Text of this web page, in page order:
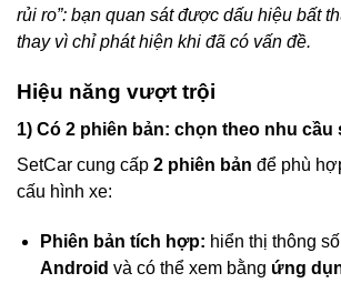
rủi ro”: bạn quan sát được dấu hiệu bất
thay vì chỉ phát hiện khi đã có vấn đề.
Hiệu năng vượt trội
1) Có 2 phiên bản: chọn theo nhu cầu
SetCar cung cấp 2 phiên bản để phù
cấu hình xe:
Phiên bản tích hợp: hiển thị thông
Android và có thể xem bằng ứng